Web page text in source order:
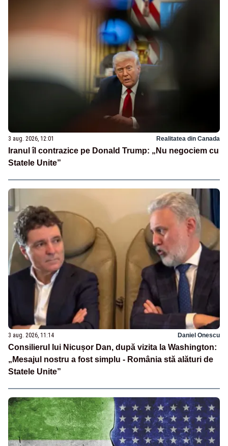
3 aug. 2026, 12:01 Realitatea din Canada
Iranul îl contrazice pe Donald Trump: „Nu negociem cu
Statele Unite”
3 aug. 2026, 11:14 Daniel Onescu
Consilierul lui Nicușor Dan, după vizita la Washington:
„Mesajul nostru a fost simplu - România stă alături de
Statele Unite”